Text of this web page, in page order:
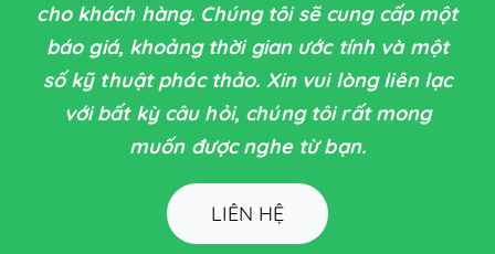
cho khách hàng. Chúng tôi sẽ cung cấp một
báo giá, khoảng thời gian ước tính và một
số kỹ thuật phác thảo. Xin vui lòng liên lạc
với bất kỳ câu hỏi, chúng tôi rất mong
muốn được nghe từ bạn.
LIÊN HỆ